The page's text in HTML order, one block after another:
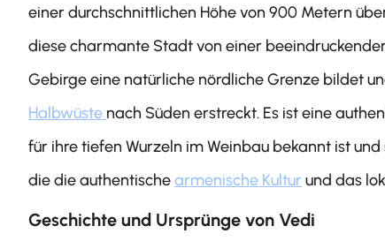
einer durchschnittlichen Höhe von 900 Metern
diese charmante Stadt von einer
Gebirge eine natürliche nördliche Grenze bildet
Halbwüste nach Süden erstreckt. Es ist eine
für ihre tiefen Wurzeln im Weinbau bekannt ist
die die authentischearmenische Kultur und das
Geschichte und Ursprünge von Vedi